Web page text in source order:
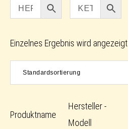
Einzelnes Ergebnis wird angezeigt
Produktname
Hersteller -
Modell